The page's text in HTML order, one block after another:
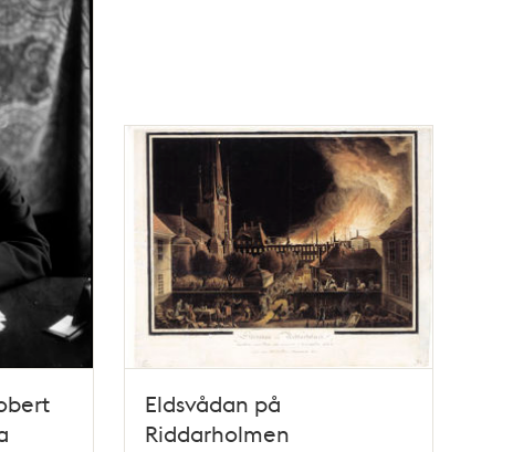
Eldsvådan på
Riddarholmen